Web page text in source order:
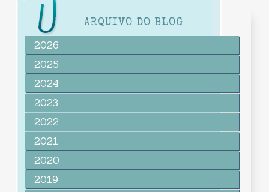
ARQUIVO DO BLOG
2026
2025
2024
2023
2022
2021
2020
2019